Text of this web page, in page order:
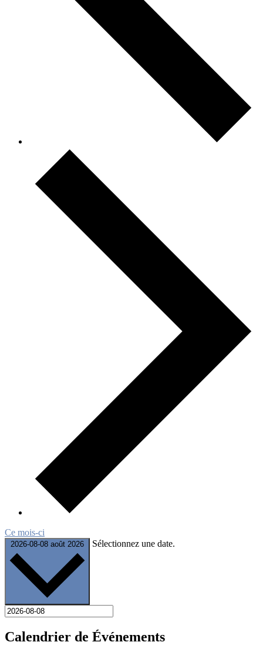
Ce mois-ci
2026-08-08 août 2026 Sélectionnez une date.
Calendrier de Événements